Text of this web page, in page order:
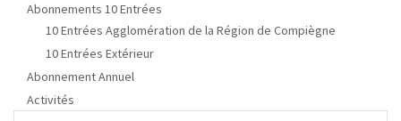
Abonnements 10 Entrées
10 Entrées Agglomération de la Région de Compiègne
10 Entrées Extérieur
Abonnement Annuel
Activités